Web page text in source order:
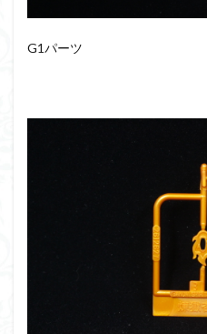
G1パーツ